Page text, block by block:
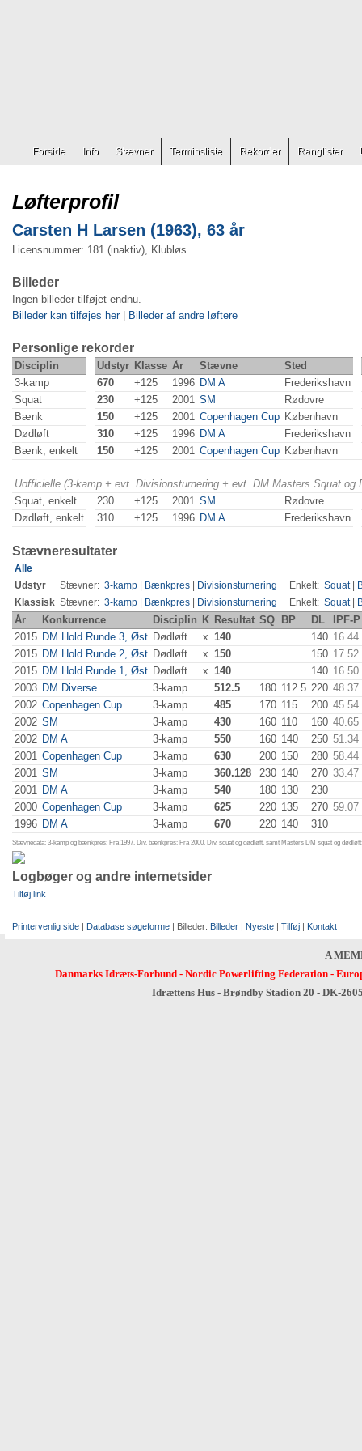
Forside Info Stævner Terminsliste Rekorder Ranglister
Løfterprofil
Carsten H Larsen (1963), 63 år
Licensnummer: 181 (inaktiv), Klubløs
Billeder
Ingen billeder tilføjet endnu.
Billeder kan tilføjes her| Billeder af andre løftere
Personlige rekorder
Disciplin Udstyr Klasse År Stævne
Sted
3-kamp
670 +125 1996 DM A
Frederikshavn
Squat
230 +125 2001 SM
Rødovre
Bænk
150 +125 2001 Copenhagen Cup København
Dødløft
310 +125 1996 DM A
Frederikshavn
Bænk, enkelt
150 +125 2001 Copenhagen Cup København
Uofficielle (3-kamp + evt. Divisionsturnering + evt. DM Masters Squat
Squat, enkelt
230 +125 2001 SM
Rødovre
Dødløft, enkelt
310 +125 1996 DM A Frederikshavn
Stævneresultater
Alle
Udstyr
Stævner: 3-kamp Bænkpres Divisionsturnering Enkelt: Squat|
Klassisk Stævner: 3-kamp Bænkpres Divisionsturnering Enkelt: Squat|
År Konkurrence Disciplin K Resultat SQ BP DL
IPF-P
2015 DM Hold Runde 3, Øst Dødløft x 140 140 16.44
2015 DM Hold Runde 2, Øst Dødløft x 150 150 17.52
2015 DM Hold Runde 1, Øst Dødløft x 140 140 16.50
2003 DM Diverse 3-kamp 512.5 180 112.5 220 48.37
2002 Copenhagen Cup 3-kamp 485 170 115 200 45.54
2002 SM 3-kamp 430 160 110 160 40.65
2002 DM A 3-kamp 550 160 140 250 51.34
2001 Copenhagen Cup 3-kamp 630 200 150 280 58.44
2001 SM 3-kamp 360.128 230 140 270 33.47
2001 DM A 3-kamp 540 180 130
230
2000 Copenhagen Cup 3-kamp 625 220 135 270 59.07
1996 DM A 3-kamp 670 220 140 310
Stævnedata: 3-kamp og bænkpres: Fra 1997. Div. bænkpres: Fra 2000. Div. squat og dødløft, samt Masters DM squat og
Logbøger og andre internetsider
Tilføj link
Printervenlig side | Database søgeforme | Billeder: Billeder | Nyeste | Tilføj | Kontakt
A
Danmarks Idræts-Forbund- Nordic Powerlifting Federation-
Idrættens Hus - Brøndby Stadion 20 - DK-